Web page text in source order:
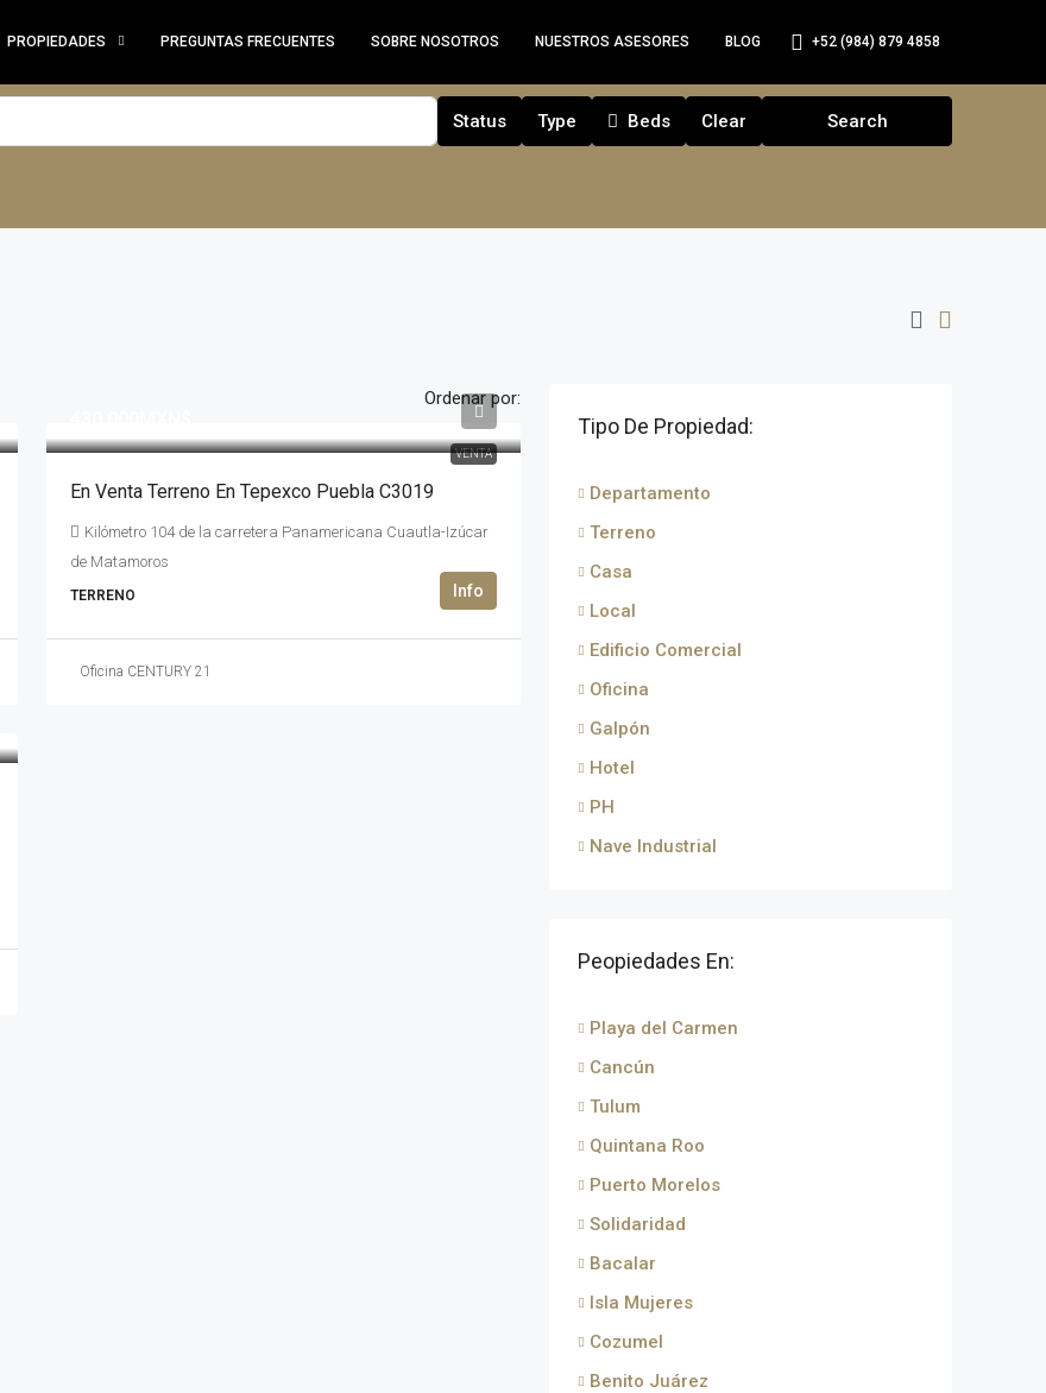
PROPIEDADES PREGUNTAS FRECUENTES SOBRE NOSOTROS NUESTROS ASESORES BLOG +52 (984) 879 4858
Status Type Beds Clear Search
Ordenar por:
VENTA
En Venta Terreno En Tepexco Puebla C3019
Kilómetro 104 de la carretera Panamericana Cuautla-Izúcar
de Matamoros
TERRENO
Oficina CENTURY 21
Tipo De Propiedad:
Departamento
Terreno
Casa
Local
Edificio Comercial
Oficina
Galpón
Hotel
PH
Nave Industrial
Peopiedades En:
Playa del Carmen
Cancún
Tulum
Quintana Roo
Puerto Morelos
Solidaridad
Bacalar
Isla Mujeres
Cozumel
Benito Juárez